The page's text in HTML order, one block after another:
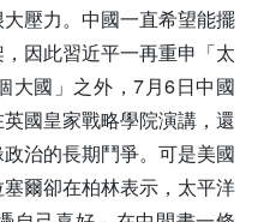
壓力。中國一直希望能擺
因此習近平一再重申「太
大國」之外，7月6日中國
國皇家戰略學院演講，還
治的長期鬥爭。可是美國
爾卻在柏林表示，太平洋